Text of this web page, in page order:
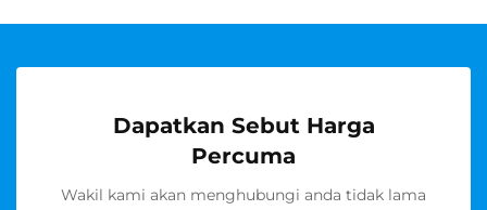
Dapatkan Sebut Harga
Percuma
Wakil kami akan menghubungi anda tidak lama